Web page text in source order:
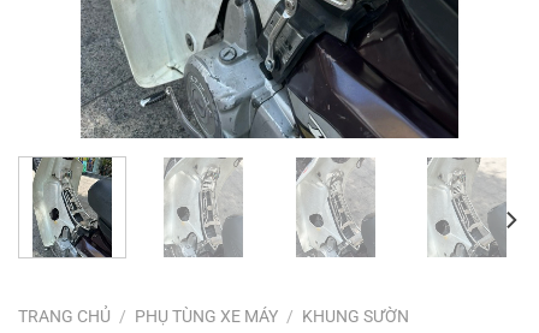
TRANG CHỦ / PHỤ TÙNG XE MÁY / KHUNG SƯỜN